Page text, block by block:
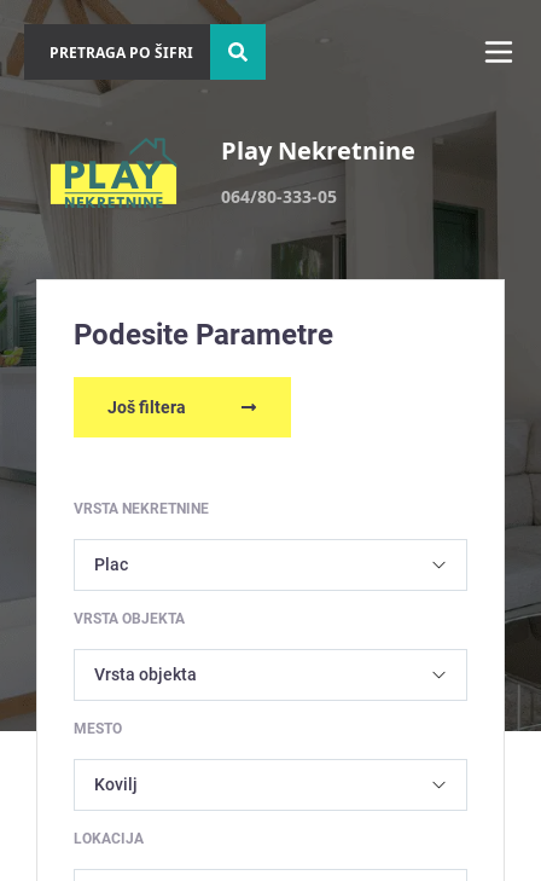
Play Nekretnine
064/80-333-05
Podesite Parametre
Još filtera
VRSTA NEKRETNINE
VRSTA OBJEKTA
MESTO
LOKACIJA